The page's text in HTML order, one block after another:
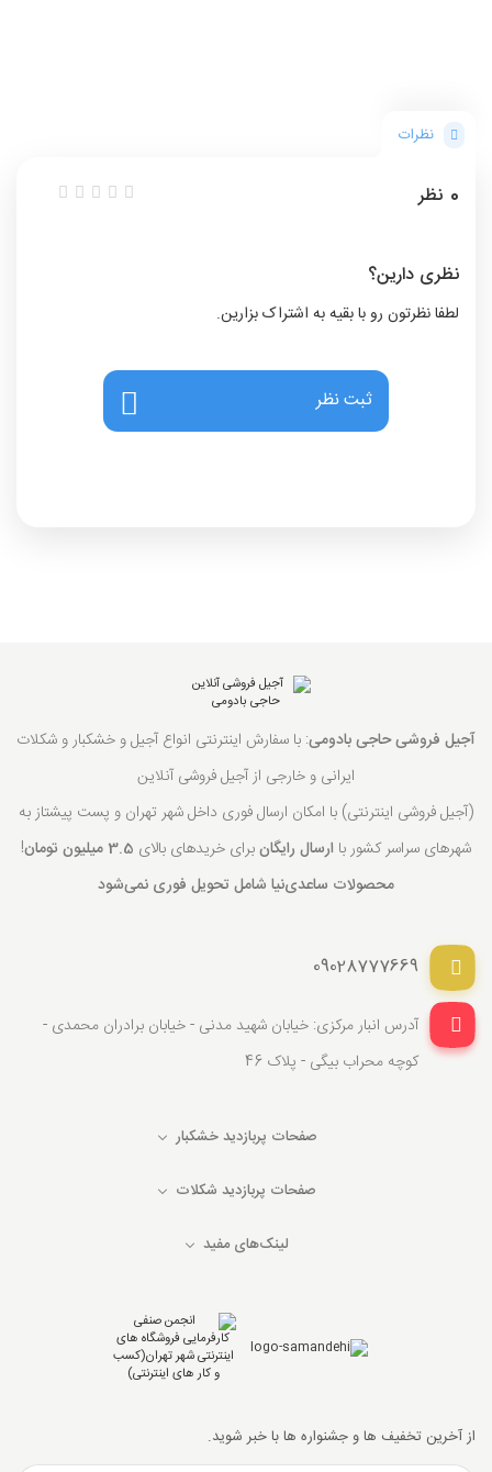
نظرات
0 نظر
نظری دارین؟
لطفا نظرتون رو با بقیه به اشتراک بزارین.
ثبت نظر
آجیل فروشی حاجی بادومی: با سفارش اینترنتی انواع آجیل و خشکبار و شکلات
ایرانی و خارجی از آجیل فروشی آنلاین
(آجیل فروشی اینترنتی) با امکان ارسال فوری داخل شهر تهران و پست پیشتاز به
شهرهای سراسر کشور با ارسال رایگانبرای خریدهای بالای 3.5 میلیون تومان
!
محصولات ساعدی‌نیا شامل تحویل فوری نمی‌شود
09028777669
آدرس انبار مرکزی: خیابان شهید مدنی - خیابان برادران محمدی -
کوچه محراب بیگی - پلاک 46
صفحات پربازدید خشکبار
صفحات پربازدید شکلات
لینک‌های مفید
از آخرین تخفیف ها و جشنواره ها با خبر شوید.